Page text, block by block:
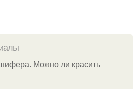
Можно ли красить